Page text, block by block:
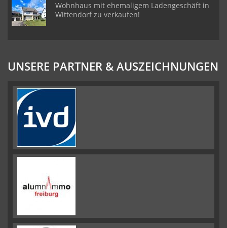
Wohnhaus mit ehemaligem Ladengeschäft in
Wittendorf zu verkaufen!
UNSERE PARTNER & AUSZEICHNUNGEN